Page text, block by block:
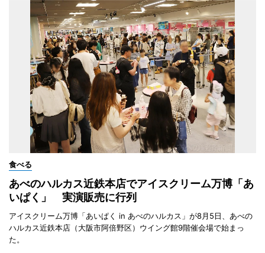
食べる
あべのハルカス近鉄本店でアイスクリーム万博「あ
いぱく」 実演販売に行列
アイスクリーム万博「あいぱく in あべのハルカス」が8月5日、あべの
ハルカス近鉄本店（大阪市阿倍野区）ウイング館9階催会場で始まっ
た。